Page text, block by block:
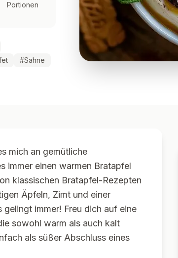
Portionen
#Sahne
mich an gemütliche
immer einen warmen Bratapfel
klassischen Bratapfel-Rezepten
Äpfeln, Zimt und einer
immer! Freu dich auf eine
sowohl warm als auch kalt
als süßer Abschluss eines